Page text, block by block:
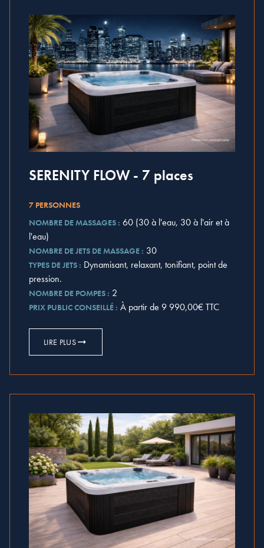
SERENITY FLOW - 7 places
7 PERSONNES
NOMBRE DE MASSAGES : 60 (30 à l'eau, 30 à l'air et à
l'eau)
NOMBRE DE JETS DE MASSAGE : 30
TYPES DE JETS : Dynamisant, relaxant, tonifiant, point de
pression.
NOMBRE DE POMPES : 2
PRIX PUBLIC CONSEILLÉ : À partir de 9 990,00€ TTC
LIRE PLUS